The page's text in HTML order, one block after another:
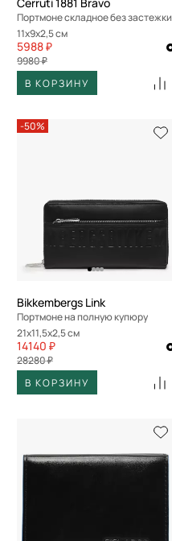
Портмоне складное без застежки
11x9x2,5 см
5988 ₽
9980 ₽
В КОРЗИНУ
-50%
Bikkembergs Link
Портмоне на полную купюру
21x11,5x2,5 см
14140 ₽
28280 ₽
В КОРЗИНУ